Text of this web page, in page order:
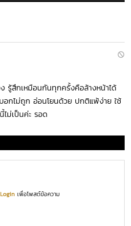
รู้สึกเหมือนกันทุกครั้งคือล้างหน้าได้
อกไม่ถูก อ่อนโยนด้วย ปกติแพ้ง่าย ใช้
ไม่เป็นค่ะ รอด
Login เพื่อโพสต์ข้อความ